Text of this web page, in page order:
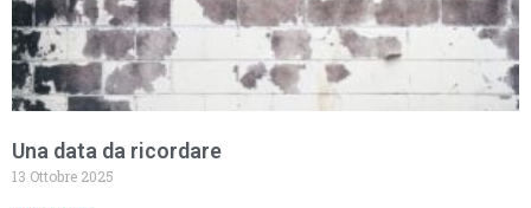
Una data da ricordare
13 Ottobre 2025